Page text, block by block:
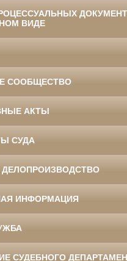
ВИДЕ
СООБЩЕСТВО
АКТЫ
СУДА
ДЕЛОПРОИЗВОДСТВО
ИНФОРМАЦИЯ
СУДЕБНОГО